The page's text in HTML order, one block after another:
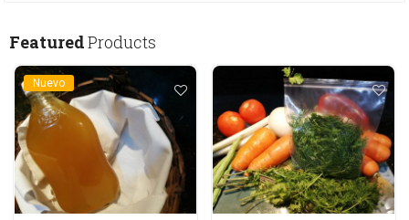
FeaturedProducts
Nuevo